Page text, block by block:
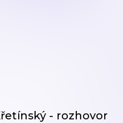
- rozhovor